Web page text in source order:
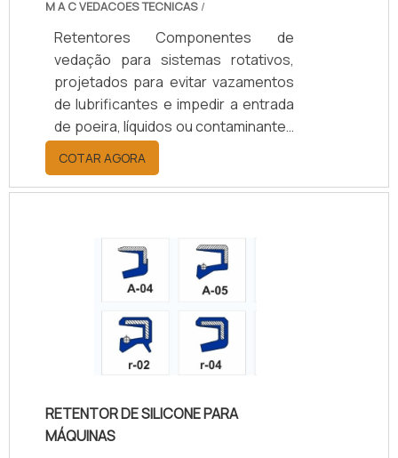
M A C VEDACOES TECNICAS /
Retentores Componentes de
vedação para sistemas rotativos,
projetados para evitar vazamentos
de lubrificantes e impedir a entrada
de poeira, líquidos ou contaminantes
em eixos e rolamentos. Disponíveis
em borracha nitrílica (NBR), Viton
(FKM), silicone, PTFE ou grafite,
+200°C, conforme o material.
Oferecem opções de vedação
simples ou dupla, com ou sem mola,
e diâmetros de 10 a 200 mm.
Aplicados em setores automotivo,
agrícola, naval, ferroviário e
industrial, aumentam a durabilidade
de manutenção e garantem
eficiência operacional.
COTAR AGORA
RETENTOR DE SILICONE PARA
MÁQUINAS